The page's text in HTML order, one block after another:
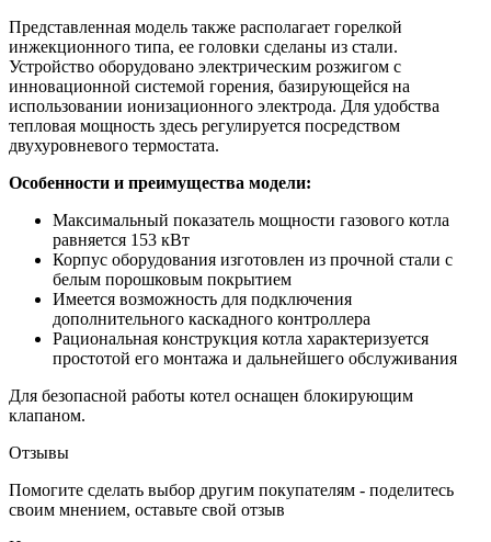
Представленная модель также располагает горелкой
инжекционного типа, ее головки сделаны из стали.
Устройство оборудовано электрическим розжигом с
инновационной системой горения, базирующейся на
использовании ионизационного электрода. Для удобства
тепловая мощность здесь регулируется посредством
двухуровневого термостата.
Особенности и преимущества модели:
Максимальный показатель мощности газового котла
равняется 153 кВт
Корпус оборудования изготовлен из прочной стали с
белым порошковым покрытием
Имеется возможность для подключения
дополнительного каскадного контроллера
Рациональная конструкция котла характеризуется
простотой его монтажа и дальнейшего обслуживания
Для безопасной работы котел оснащен блокирующим
клапаном.
Отзывы
Помогите сделать выбор другим покупателям - поделитесь
своим мнением, оставьте свой отзыв